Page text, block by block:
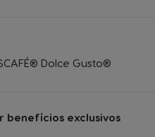
benefícios exclusivos
Dolce Gusto®